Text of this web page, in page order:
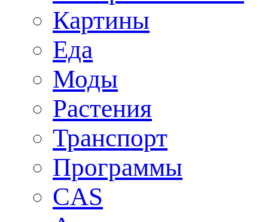
Картины
Еда
Моды
Растения
Транспорт
Программы
CAS